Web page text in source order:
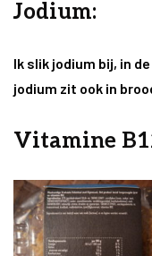
Jodium:
Ik slik jodium bij, in
jodium zit ook in
Vitamine